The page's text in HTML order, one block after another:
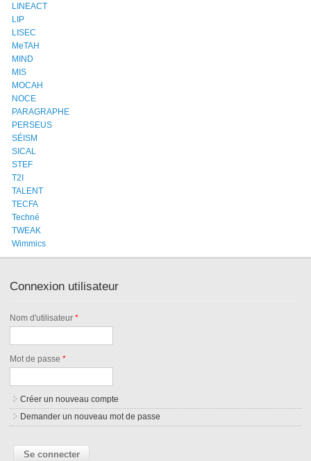
LINEACT
LIP
LISEC
MeTAH
MIND
MIS
MOCAH
NOCE
PARAGRAPHE
PERSEUS
SÉISM
SICAL
STEF
T2I
TALENT
TECFA
Techné
TWEAK
Wimmics
Connexion utilisateur
Nom d'utilisateur*
Mot de passe*
Créer un nouveau compte
Demander un nouveau mot de passe